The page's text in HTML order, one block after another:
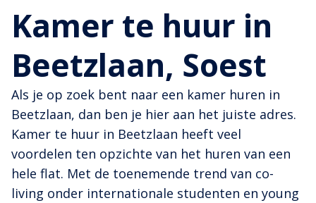
Kamer te huur in
Beetzlaan, Soest
Als je op zoek bent naar een kamer huren in
Beetzlaan, dan ben je hier aan het juiste adres.
Kamer te huur in Beetzlaan heeft veel
voordelen ten opzichte van het huren van een
hele flat. Met de toenemende trend van co-
living onder internationale studenten en young